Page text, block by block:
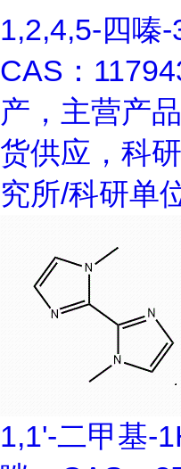
1,2,4,5-四嗪-
CAS：
产，主营产
货供应，科
究所/科研单
1,1'-二甲基-